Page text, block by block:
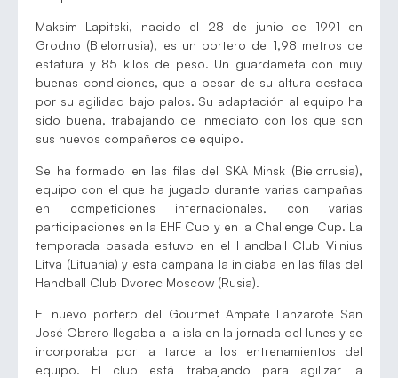
Maksim Lapitski, nacido el 28 de junio de 1991 en
Grodno (Bielorrusia), es un portero de 1,98 metros de
estatura y 85 kilos de peso. Un guardameta con muy
buenas condiciones, que a pesar de su altura destaca
por su agilidad bajo palos. Su adaptación al equipo ha
sido buena, trabajando de inmediato con los que son
sus nuevos compañeros de equipo.
Se ha formado en las filas del SKA Minsk (Bielorrusia),
equipo con el que ha jugado durante varias campañas
en competiciones internacionales, con varias
participaciones en la EHF Cup y en la Challenge Cup. La
temporada pasada estuvo en el Handball Club Vilnius
Litva (Lituania) y esta campaña la iniciaba en las filas del
Handball Club Dvorec Moscow (Rusia).
El nuevo portero del Gourmet Ampate Lanzarote San
José Obrero llegaba a la isla en la jornada del lunes y se
incorporaba por la tarde a los entrenamientos del
equipo. El club está trabajando para agilizar la